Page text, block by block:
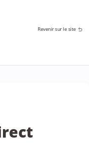
Revenir sur le site